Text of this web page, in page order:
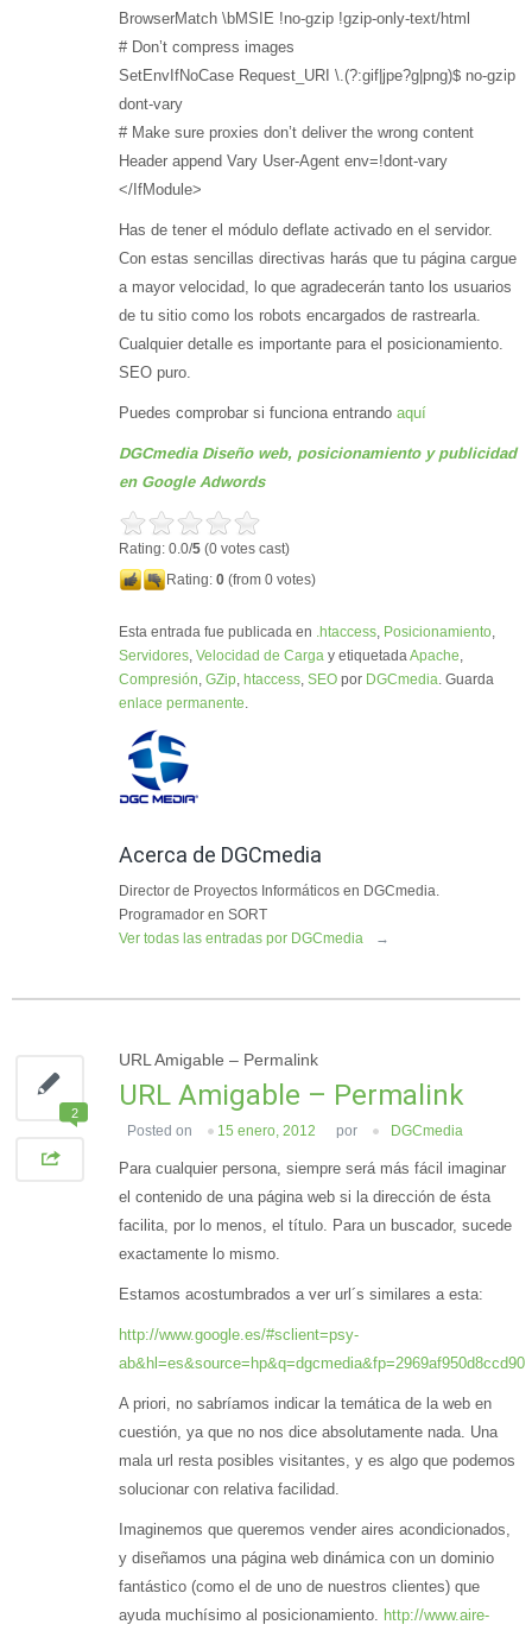
BrowserMatch \bMSIE !no-gzip !gzip-only-text/html
# Don’t compress images
SetEnvIfNoCase Request_URI \.(?:gif|jpe?g|png)$ no-gzip
dont-vary
# Make sure proxies don’t deliver the wrong content
Header append Vary User-Agent env=!dont-vary
</IfModule>
Has de tener el módulo deflate activado en el servidor.
Con estas sencillas directivas harás que tu página cargue
a mayor velocidad, lo que agradecerán tanto los usuarios
de tu sitio como los robots encargados de rastrearla.
Cualquier detalle es importante para el posicionamiento.
SEO puro.
Puedes comprobar si funciona entrando aquí
DGCmedia Diseño web, posicionamiento y publicidad
en Google Adwords
Rating: 0.0/5 (0 votes cast)
Rating: 0 (from 0 votes)
Esta entrada fue publicada en .htaccess, Posicionamiento,
Servidores, Velocidad de Carga y etiquetadaApache,
Compresión, GZip, htaccess, SEO por DGCmedia. Guarda
enlace permanente.
Acerca de DGCmedia
Director de Proyectos Informáticos en DGCmedia.
Programador en SORT
Ver todas las entradas por DGCmedia
→
2
URL Amigable – Permalink
URL Amigable – Permalink
Posted on 15 enero, 2012 por DGCmedia
Para cualquier persona, siempre será más fácil imaginar
el contenido de una página web si la dirección de ésta
facilita, por lo menos, el título. Para un buscador, sucede
exactamente lo mismo.
Estamos acostumbrados a ver url´s similares a esta:
http://www.google.es/#sclient=psy-
ab&hl=es&source=hp&q=dgcmedia&fp=2969af950d8ccd90
A priori, no sabríamos indicar la temática de la web en
cuestión, ya que no nos dice absolutamente nada. Una
mala url resta posibles visitantes, y es algo que podemos
solucionar con relativa facilidad.
Imaginemos que queremos vender aires acondicionados,
y diseñamos una página web dinámica con un dominio
fantástico (como el de uno de nuestros clientes) que
ayuda muchísimo al posicionamiento. http://www.aire-